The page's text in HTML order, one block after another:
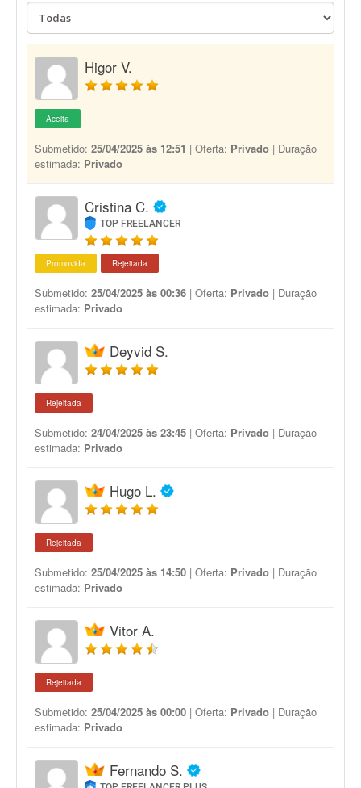
Higor V.
Aceita
Submetido: 25/04/2025 às 12:51 | Oferta: Privado | Duração
estimada: Privado
Cristina C.
TOP FREELANCER
Promovida Rejeitada
Submetido: 25/04/2025 às 00:36 | Oferta: Privado | Duração
estimada: Privado
Deyvid S.
Rejeitada
Submetido: 24/04/2025 às 23:45 | Oferta: Privado | Duração
estimada: Privado
Hugo L.
Rejeitada
Submetido: 25/04/2025 às 14:50 | Oferta: Privado | Duração
estimada: Privado
Vitor A.
Rejeitada
Submetido: 25/04/2025 às 00:00 | Oferta: Privado | Duração
estimada: Privado
Fernando S.